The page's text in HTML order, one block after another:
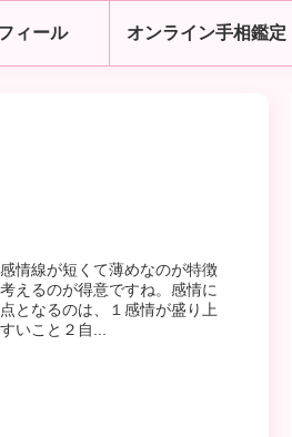
ィール オンライン手相鑑定
情線が短くて薄めなのが特徴
えるのが得意ですね。感情に
となるのは、１感情が盛り上
いこと２自...